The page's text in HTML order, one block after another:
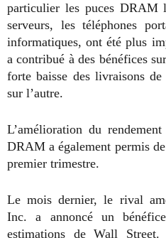
particulier les puces DRAM
serveurs, les téléphones
informatiques, ont été plus
a contribué à des bénéfices
forte baisse des livraisons de
sur l’autre.
L’amélioration du
DRAM a également permis
premier trimestre.
Le mois dernier, le rival
Inc. a annoncé un
estimations de Wall